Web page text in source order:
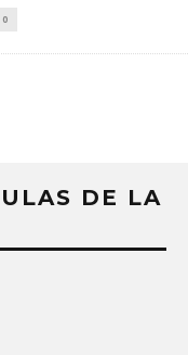
0
DE LA